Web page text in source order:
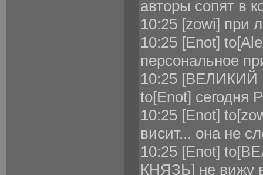
авторы сопят в
10:25 [zowi] при
10:25 [Enot]
персональное
10:25
to[Enot] сегодня
10:25 [Enot]
висит... она не
10:25 [Enot]
КНЯЗЬ] не вижу